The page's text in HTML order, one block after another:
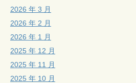
2026 年 3 月
2026 年 2 月
2026 年 1 月
2025 年 12 月
2025 年 11 月
2025 年 10 月